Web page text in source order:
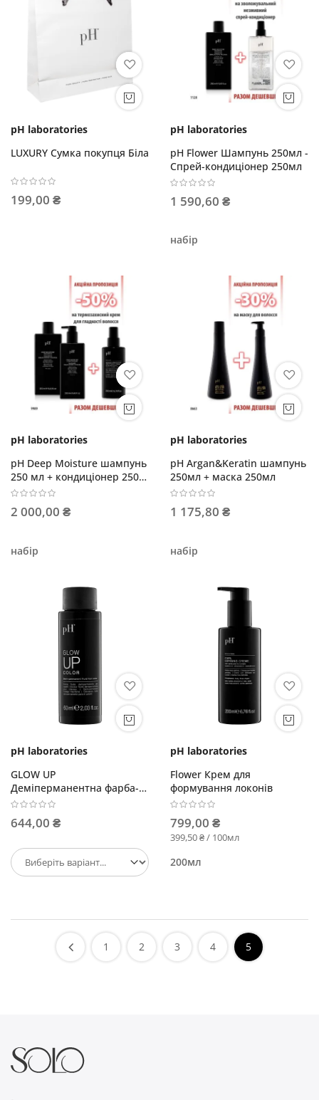
pH laboratories
LUXURY Сумка покупця Біла
199,00 ₴
pH laboratories
pH Flower Шампунь 250мл -
Спрей-кондиціонер 250мл
1 590,60 ₴
набір
pH laboratories
pH Deep Moisture шампунь
250 мл + кондиціонер 250
мл + термозахисний крем
2 000,00 ₴
набір
pH laboratories
pH Argan&Keratin шампунь
250мл + маска 250мл
1 175,80 ₴
набір
pH laboratories
GLOW UP
Деміперманентна фарба-
флюїд 60мл
644,00 ₴
pH laboratories
Flower Крем для
формування локонів
799,00 ₴
399,50 ₴ / 100мл
200мл
1 2 3 4 5